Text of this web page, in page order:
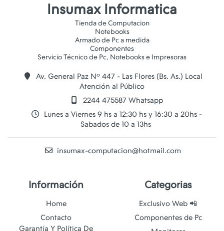
Insumax Informatica
Tienda de Computacion
Notebooks
Armado de Pc a medida
Componentes
Av. General Paz Nº 447 - Las Flores (Bs. As.) Local
Atención al Público
2244 475587 Whatsapp
Lunes a Viernes 9 hs a 12:30 hs y 16:30 a 20hs -
Sabados de 10 a 13hs
insumax-computacion@hotmail.com
Información
Home
Contacto
Garantía Y Política De
Categorias
Exclusivo Web 📲
Componentes de Pc